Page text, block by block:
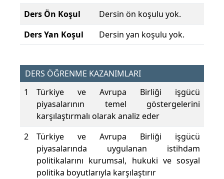
Ders Ön Koşul
Dersin ön koşulu yok.
Ders Yan Koşul
Dersin yan koşulu yok.
DERS ÖĞRENME KAZANIMLARI
1
Türkiye ve Avrupa Birliği işgücü
piyasalarının temel göstergelerini
karşılaştırmalı olarak analiz eder
2
Türkiye ve Avrupa Birliği işgücü
piyasalarında uygulanan istihdam
politikalarını kurumsal, hukuki ve sosyal
politika boyutlarıyla karşılaştırır